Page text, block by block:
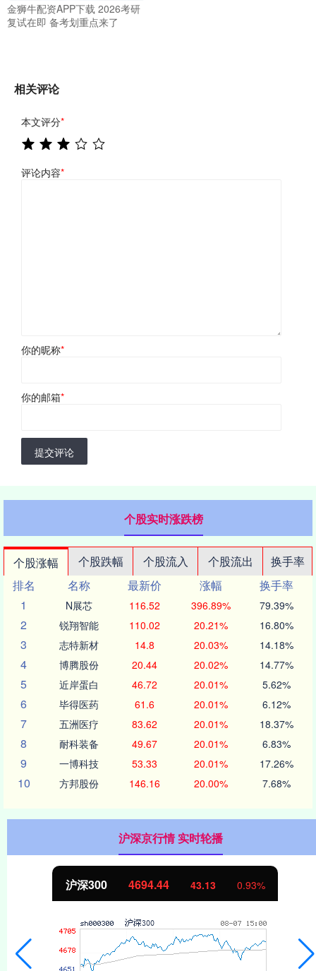
金狮牛配资APP下载 2026考研
复试在即 备考划重点来了
相关评论
本文评分*
评论内容*
你的昵称*
你的邮箱*
提交评论
个股实时涨跌榜
个股涨幅 个股跌幅 个股流入 个股流出
换手率
排名
名称 最新价 涨幅
换手率
1
N展芯 116.52 396.89% 79.39%
2 锐翔智能 110.02 20.21% 16.80%
3 志特新材 14.8 20.03% 14.18%
4 博腾股份 20.44 20.02% 14.77%
5 近岸蛋白 46.72 20.01% 5.62%
6 毕得医药 61.6 20.01% 6.12%
7 五洲医疗 83.62 20.01% 18.37%
8 耐科装备 49.67 20.01% 6.83%
9 一博科技 53.33 20.01% 17.26%
10 方邦股份 146.16 20.00% 7.68%
沪深京行情 实时轮播
沪深300 4694.44 43.13 0.93%